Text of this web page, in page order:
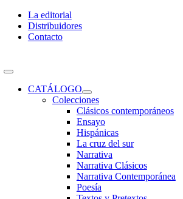
Skip
content
La editorial
Distribuidores
Contacto
Toggle
NavigationCATÁLOGO
Colecciones
Clásicos contemporáneos
Ensayo
Hispánicas
La cruz del sur
Narrativa
Narrativa Clásicos
Narrativa Contemporánea
Poesía